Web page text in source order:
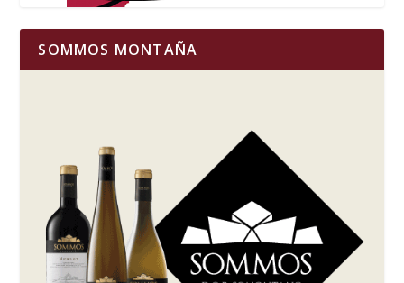
SOMMOS MONTAÑA